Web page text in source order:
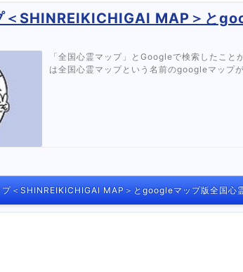
＜SHINREIKICHIGAI MAP＞と
「全国心霊マップ」とGoogleで検索したこと
は全国心霊マップという名前のgoogleマップ
プ＜SHINREIKICHIGAI MAP＞とgoogleマップ版全国心